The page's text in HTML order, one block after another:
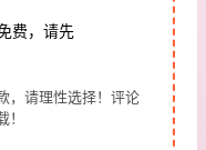
费，请先
，请理性选择！评论